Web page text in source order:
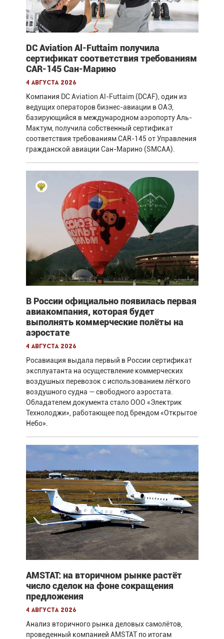
DC Aviation Al-Futtaim получила
сертификат соответствия требованиям
CAR-145 Сан-Марино
4 августа 2026
Компания DC Aviation Al-Futtaim (DCAF), один из
ведущих операторов бизнес-авиации в ОАЭ,
базирующийся в международном аэропорту Аль-
Мактум, получила собственный сертификат
соответствия требованиям CAR-145 от Управления
гражданской авиации Сан-Марино (SMCAA).
В России официально появилась первая
авиакомпания, которая будет
выполнять коммерческие полёты на
аэростате
4 августа 2026
Росавиация выдала первый в России сертификат
эксплуатанта на осуществление коммерческих
воздушных перевозок с использованием лёгкого
воздушного судна — свободного аэростата.
Обладателем документа стало ООО «Электрик
Технолоджи», работающее под брендом «Открытое
Небо».
AMSTAT: на вторичном рынке растёт
число сделок на фоне сокращения
предложения
4 августа 2026
Анализ вторичного рынка деловых самолётов,
проведенный компанией AMSTAT по итогам